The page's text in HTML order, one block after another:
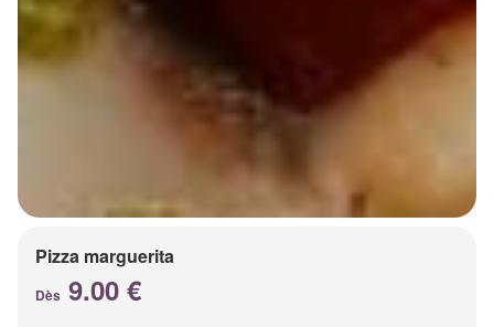
Pizza marguerita
Dès 9.00 €